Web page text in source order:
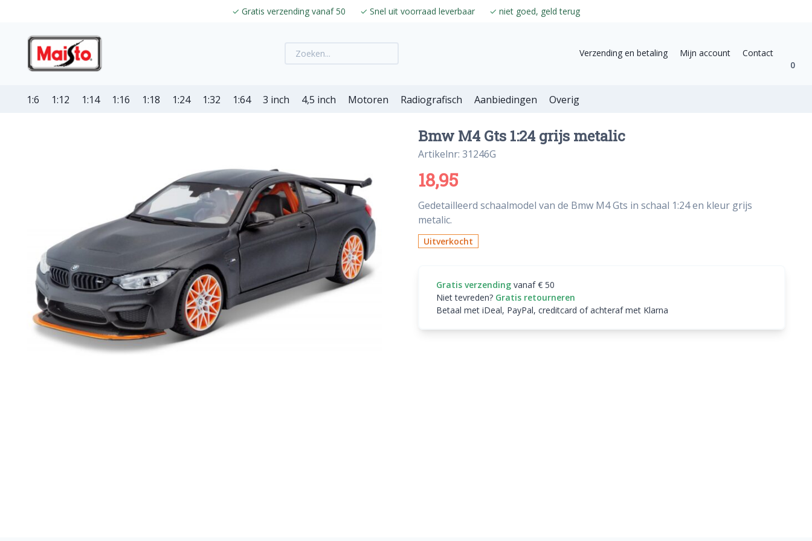
✓ Gratis verzending vanaf 50 ✓ Snel uit voorraad leverbaar ✓ niet goed, geld terug
Verzending en betaling Mijn account
Contact
0
1:6 1:12 1:14 1:16 1:18 1:24 1:32 1:64 3 inch 4,5 inch Motoren Radiografisch Aanbiedingen Overig
Bmw M4 Gts 1:24 grijs metalic
Artikelnr: 31246G
18,95
Gedetailleerd schaalmodel van de Bmw M4 Gts in schaal 1:24 en kleur grijs
metalic.
Uitverkocht
Gratis verzending vanaf € 50
Niet tevreden? Gratis retourneren
Betaal met iDeal, PayPal, creditcard of achteraf met Klarna